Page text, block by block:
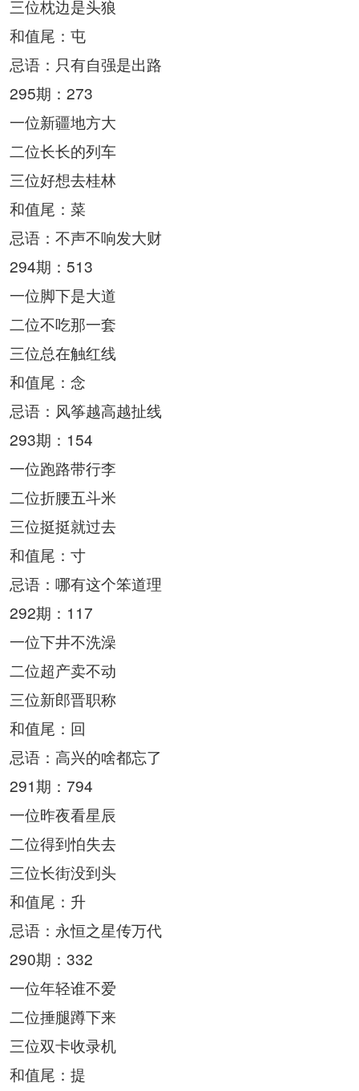
三位枕边是头狼
和值尾：屯
忌语：只有自强是出路
295期：273
一位新疆地方大
二位长长的列车
三位好想去桂林
和值尾：菜
忌语：不声不响发大财
294期：513
一位脚下是大道
二位不吃那一套
三位总在触红线
和值尾：念
忌语：风筝越高越扯线
293期：154
一位跑路带行李
二位折腰五斗米
三位挺挺就过去
和值尾：寸
忌语：哪有这个笨道理
292期：117
一位下井不洗澡
二位超产卖不动
三位新郎晋职称
和值尾：回
忌语：高兴的啥都忘了
291期：794
一位昨夜看星辰
二位得到怕失去
三位长街没到头
和值尾：升
忌语：永恒之星传万代
290期：332
一位年轻谁不爱
二位捶腿蹲下来
三位双卡收录机
和值尾：提